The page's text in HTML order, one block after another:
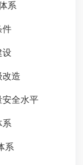
系
造
全水平
系